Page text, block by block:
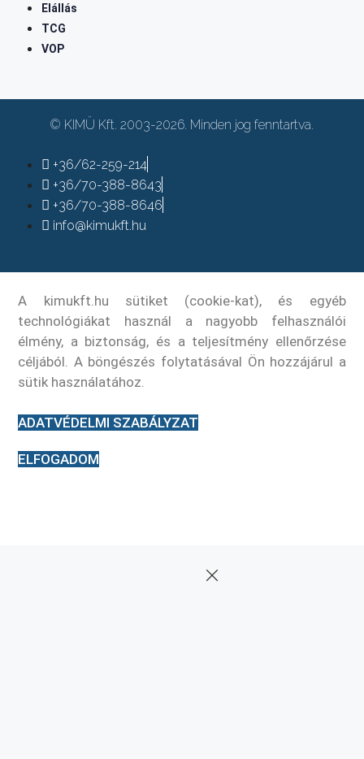
Elállás
TCG
VOP
© KIMÜ Kft. 2003-2026. Minden jog fenntartva.
+36/62-259-214
+36/70-388-8643
+36/70-388-8646
info@kimukft.hu
A kimukft.hu sütiket (cookie-kat), és egyéb
technológiákat használ a nagyobb felhasználói
élmény, a biztonság, és a teljesítmény ellenőrzése
céljából. A böngészés folytatásával Ön hozzájárul a
sütik használatához.
ADATVÉDELMI SZABÁLYZAT
ELFOGADOM